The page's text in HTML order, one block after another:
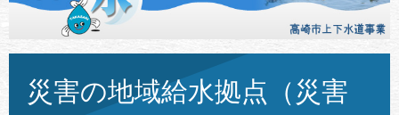
災害の地域給水拠点（災害